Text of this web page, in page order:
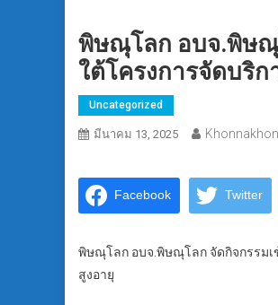
พิษณุโลก อบจ.พิษณุ
ใต้โครงการจัดบริ
Uncategorized
มีนาคม 13, 2025
Facebook Twitter
พิษณุโลก อบจ.พิษณุโลก จัดกิจกรรมเ
สูงอายุ